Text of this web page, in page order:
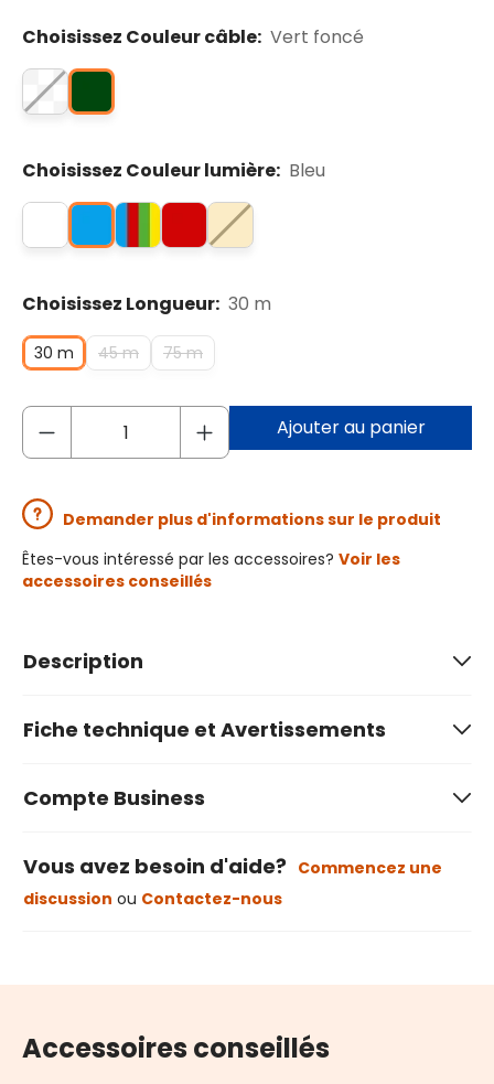
Choisissez Couleur câble: Vert foncé
Choisissez Couleur lumière: Bleu
Choisissez Longueur: 30 m
30 m 45 m 75 m
Ajouter au panier
Demander plus d'informations sur le produit
Êtes-vous intéressé par les accessoires? Voir les
accessoires conseillés
Description
Fiche technique et Avertissements
Compte Business
Vous avez besoin d'aide? Commencez une
discussion ou Contactez-nous
Accessoires conseillés